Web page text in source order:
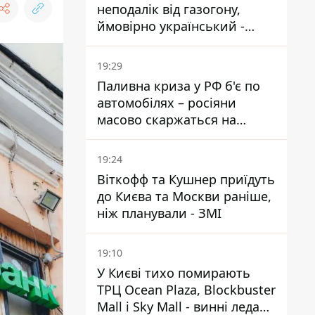
неподалік від газогону,
ймовірно український -
Міноборони країни
19:29
Паливна криза у РФ б'є по
автомобілях – росіяни
масово скаржаться на
поломки через неякісний
бензин
19:24
Віткофф та Кушнер приїдуть
до Києва та Москви раніше,
ніж планували - ЗМІ
19:10
У Києві тихо помирають
ТРЦ Ocean Plaza, Blockbuster
Mall і Sky Mall - винні ледачі